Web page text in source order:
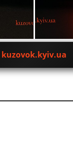
kuzovok.kyiv.ua